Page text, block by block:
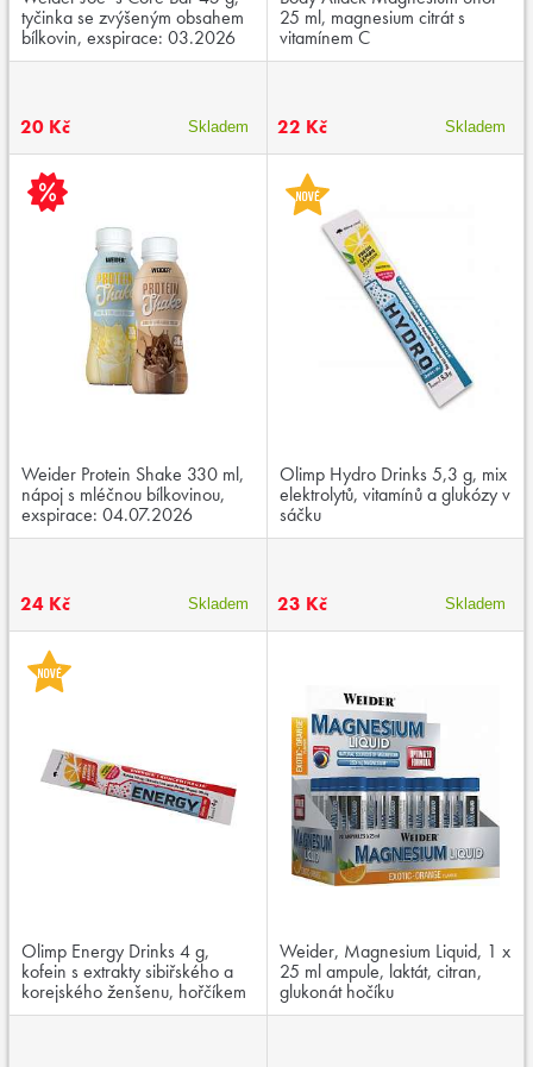
tyčinka se zvýšeným obsahem
bílkovin, exspirace: 03.2026
20 Kč Skladem
25 ml, magnesium citrát s
vitamínem C
22 Kč Skladem
Weider Protein Shake 330 ml,
nápoj s mléčnou bílkovinou,
exspirace: 04.07.2026
24 Kč Skladem
Olimp Hydro Drinks 5,3 g, mix
elektrolytů, vitamínů a glukózy v
sáčku
23 Kč Skladem
Olimp Energy Drinks 4 g,
kofein s extrakty sibiřského a
korejského ženšenu, hořčíkem
Weider, Magnesium Liquid, 1 x
25 ml ampule, laktát, citran,
glukonát hočíku